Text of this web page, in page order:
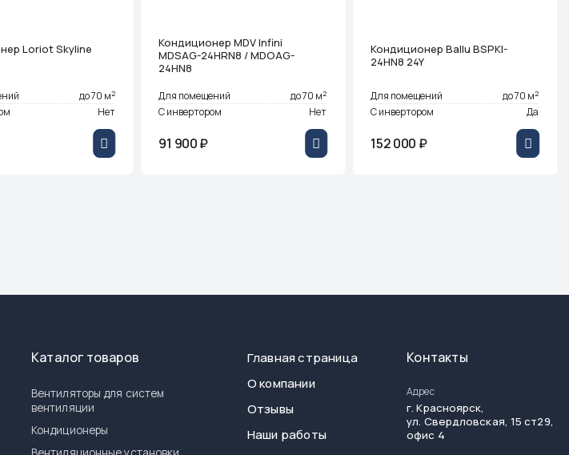
Loriot Skyline
до 70 м2
Нет
Кондиционер MDV Infini
MDSAG-24HRN8 / MDOAG-
24HN8
Для помещений до 70 м2
С инвертором Нет
91 900 ₽
Кондиционер Ballu BSPKI-
24HN8 24Y
Для помещений до 70 м2
С инвертором Да
152 000 ₽
Каталог товаров
Вентиляторы для систем
вентиляции
Кондиционеры
Главная страница
О компании
Отзывы
Наши работы
Контакты
Адрес
г.Красноярск,
ул. Свердловская, 15 ст29,
офис 4